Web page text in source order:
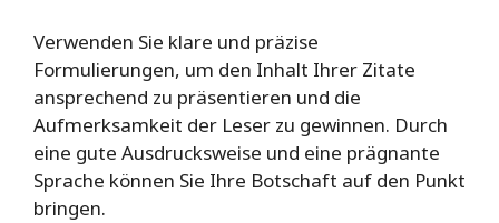
Verwenden Sie klare und präzise
Formulierungen, um den Inhalt Ihrer Zitate
ansprechend zu präsentieren und die
Aufmerksamkeit der Leser zu gewinnen. Durch
eine gute Ausdrucksweise und eine prägnante
Sprache können Sie Ihre Botschaft auf den Punkt
bringen.